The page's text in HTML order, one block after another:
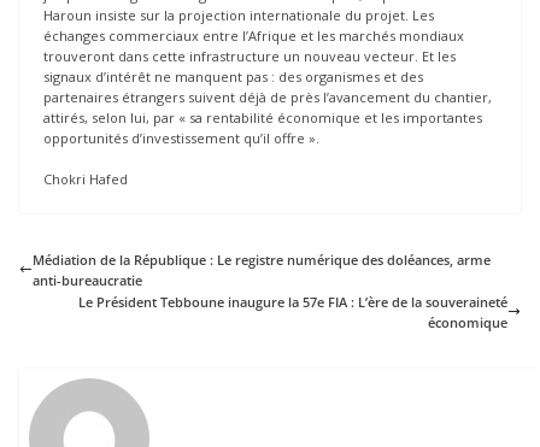
Haroun insiste sur la projection internationale du projet. Les
échanges commerciaux entre l’Afrique et les marchés mondiaux
trouveront dans cette infrastructure un nouveau vecteur. Et les
signaux d’intérêt ne manquent pas : des organismes et des
partenaires étrangers suivent déjà de près l’avancement du chantier,
attirés, selon lui, par « sa rentabilité économique et les importantes
opportunités d’investissement qu’il offre ».
Chokri Hafed
Médiation de la République : Le registre numérique des doléances, arme
anti-bureaucratie
Le Président Tebboune inaugure la 57e FIA : L’ère de la souveraineté
économique